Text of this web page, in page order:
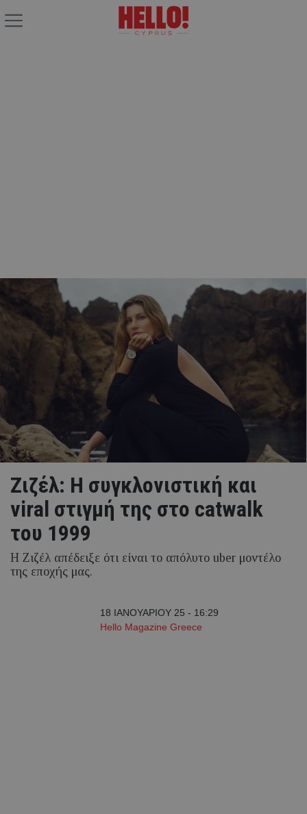
Ζιζέλ: Η συγκλονιστική και
viral στιγμή της στο catwalk
του 1999
Η Ζιζέλ απέδειξε ότι είναι το απόλυτο uber μοντέλο
της εποχής μας.
18 ΙΑΝΟΥΑΡΙΟΥ 25 - 16:29
Hello Magazine Greece